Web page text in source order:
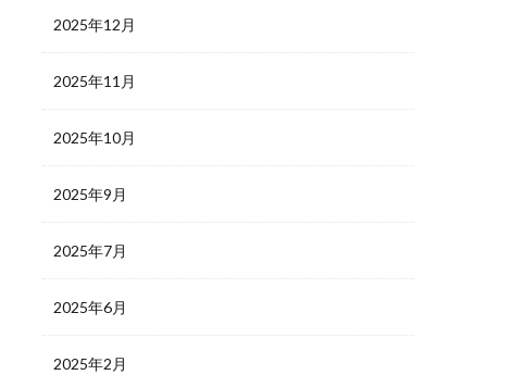
2025年12月
2025年11月
2025年10月
2025年9月
2025年7月
2025年6月
2025年2月